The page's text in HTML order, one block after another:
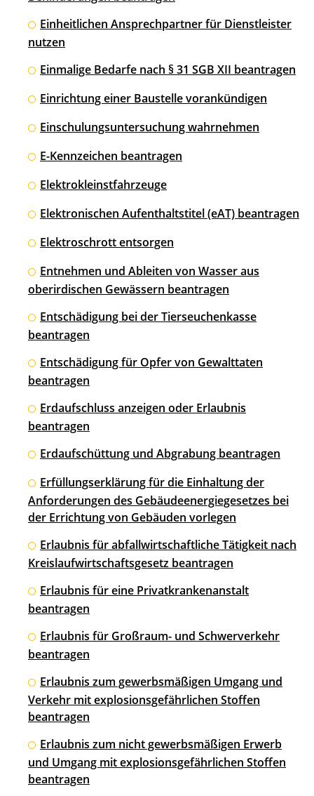
Einheitlichen Ansprechpartner für Dienstleister
nutzen
Einmalige Bedarfe nach § 31 SGB XII beantragen
Einrichtung einer Baustelle vorankündigen
Einschulungsuntersuchung wahrnehmen
E-Kennzeichen beantragen
Elektrokleinstfahrzeuge
Elektronischen Aufenthaltstitel (eAT) beantragen
Elektroschrott entsorgen
Entnehmen und Ableiten von Wasser aus
oberirdischen Gewässern beantragen
Entschädigung bei der Tierseuchenkasse
beantragen
Entschädigung für Opfer von Gewalttaten
beantragen
Erdaufschluss anzeigen oder Erlaubnis
beantragen
Erdaufschüttung und Abgrabung beantragen
Erfüllungserklärung für die Einhaltung der
Anforderungen des Gebäudeenergiegesetzes bei
der Errichtung von Gebäuden vorlegen
Erlaubnis für abfallwirtschaftliche Tätigkeit nach
Kreislaufwirtschaftsgesetz beantragen
Erlaubnis für eine Privatkrankenanstalt
beantragen
Erlaubnis für Großraum- und Schwerverkehr
beantragen
Erlaubnis zum gewerbsmäßigen Umgang und
Verkehr mit explosionsgefährlichen Stoffen
beantragen
Erlaubnis zum nicht gewerbsmäßigen Erwerb
und Umgang mit explosionsgefährlichen Stoffen
beantragen